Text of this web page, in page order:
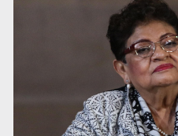
Jalisco mantiene la
desaparecidos durante julio